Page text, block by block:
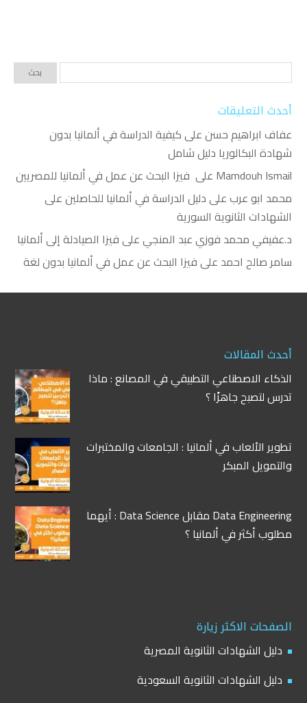
أحدث التعليقات
عفاف ابراهيم حسنعلىكيفية الدراسة في ألمانيا بدون
شهادة البكالوريا دليل شامل
Mamdouh Ismail على فيزا البحث عن عمل في ألمانيا للمصريين
محمد ابو عربعلىدليل الدراسة في ألمانيا للحاصلين على
الشهادات الثانوية السورية
د.عفيفي محمد فوزي عبد المنجيعلىفيزا الصيادلة إلى ألمانيا
سامر صالح احمد علىفيزا البحث عن عمل في ألمانيا بدون لغة
أحدث المقالات
الذكاء الاصطناعي التطبيقي في المصانع : ماذا
تدرس لتصبح جاهزًا ؟
تطوير الألعاب في ألمانيا : الجامعات والمختبرات
والتمويل المبكر
Data Engineering مقابل Data Science : أيهما
مطلوب أكثر في ألمانيا ؟
الصفحات الاكثر زيارة
دليل الشهادات الثانوية المصرية
دليل الشهادات الثانوية السعودية